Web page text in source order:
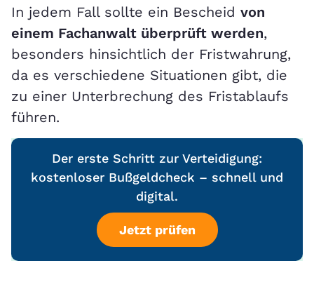
In jedem Fall sollte ein Bescheid von
einem Fachanwalt überprüft werden,
besonders hinsichtlich der Fristwahrung,
da es verschiedene Situationen gibt, die
zu einer Unterbrechung des Fristablaufs
führen.
Der erste Schritt zur Verteidigung:
kostenloser Bußgeldcheck – schnell und
digital.
Jetzt prüfen